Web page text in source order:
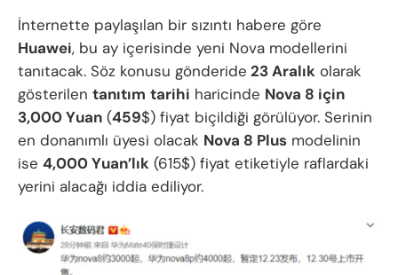
İnternette paylaşılan bir sızıntı habere göre
Huawei, bu ay içerisinde yeni Nova modellerini
tanıtacak. Söz konusu gönderide 23 Aralık olarak
gösterilen tanıtım tarihi haricinde Nova 8 için
3,000 Yuan (459$) fiyat biçildiği görülüyor. Serinin
en donanımlı üyesi olacak Nova 8 Plus modelinin
ise 4,000 Yuan’lık (615$) fiyat etiketiyle raflardaki
yerini alacağı iddia ediliyor.